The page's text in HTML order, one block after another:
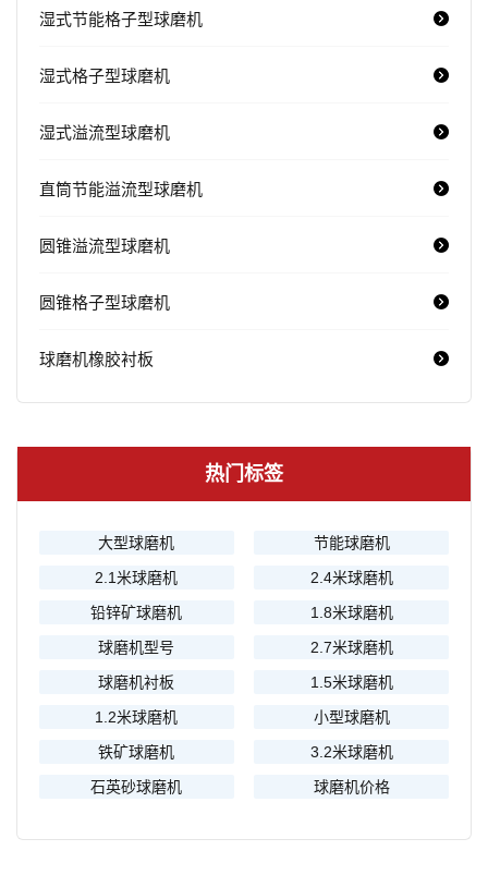
湿式节能格子型球磨机
湿式格子型球磨机
湿式溢流型球磨机
直筒节能溢流型球磨机
圆锥溢流型球磨机
圆锥格子型球磨机
球磨机橡胶衬板
热门标签
大型球磨机
节能球磨机
2.1米球磨机
2.4米球磨机
铅锌矿球磨机
1.8米球磨机
球磨机型号
2.7米球磨机
球磨机衬板
1.5米球磨机
1.2米球磨机
小型球磨机
铁矿球磨机
3.2米球磨机
石英砂球磨机
球磨机价格